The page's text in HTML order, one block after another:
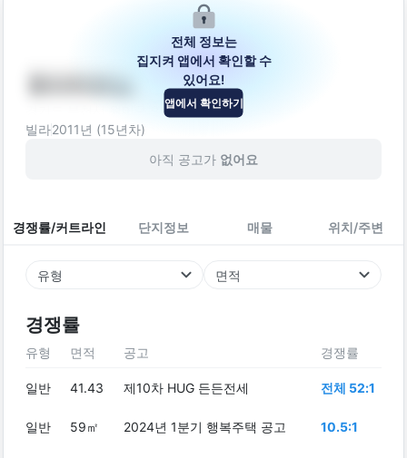
경기도 부천시 원미구 안곡로 259
빌라2011년 (15년차)
아직 공고가 없어요
경쟁률/커트라인 단지정보 매물 위치/주변
유형 면적
경쟁률
전체 정보는
집지켜 앱에서 확인할 수
있어요!
앱에서 확인하기
유형 면적 공고 경쟁률
일반 41.43 제10차 HUG 든든전세 전체 52:1
일반 59㎡ 2024년 1분기 행복주택 공고 10.5:1